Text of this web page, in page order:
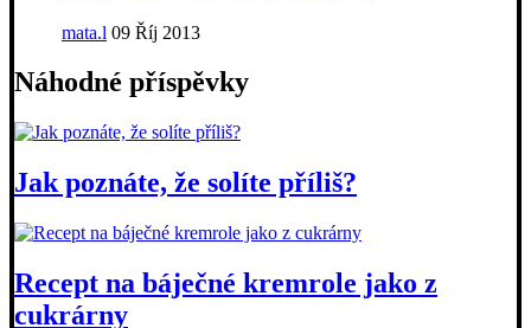
mata.l 09 Říj 2013
Náhodné příspěvky
Jak poznáte, že solíte příliš?
Recept na báječné kremrole jako z
cukrárny